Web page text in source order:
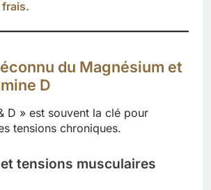
frais.
du Magnésium et
D
D » est souvent la clé pour
tensions chroniques.
tensions musculaires